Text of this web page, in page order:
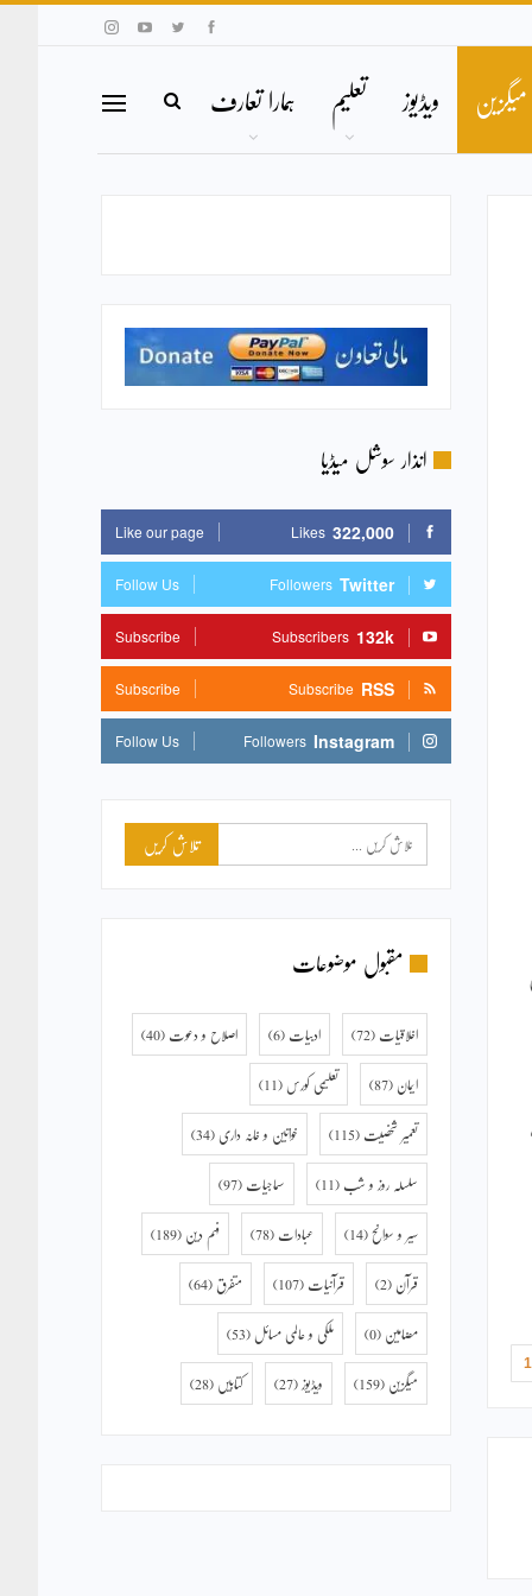
میگزین ویڈیوز تعلیم ہمارا تعارف
انذار سوشل میڈیا
322,000
Likes
Like our page
Twitter
Followers
Follow Us
132k
Subscribers
Subscribe
RSS
Subscribe
Subscribe
Instagram
Followers
Follow Us
مقبول موضوعات
اخلاقیات (72) ادبیات (6) اصلاح و دعوت (40)
ایمان (87) تعلیمی کورس (11)
تعمیر شخصیت (115) خواتین و خانہ داری (34)
سلسلہ روز و شب (11) سماجیات (97)
سیر و سوانح(14) عبادات (78) فہم دین (189)
قرآن (2) قرآنیات (107) متفرق (64)
مضامین (0) ملکی و عالمی مسائل (53)
میگزین (159) ویڈیوز (27) کتابیں (28)